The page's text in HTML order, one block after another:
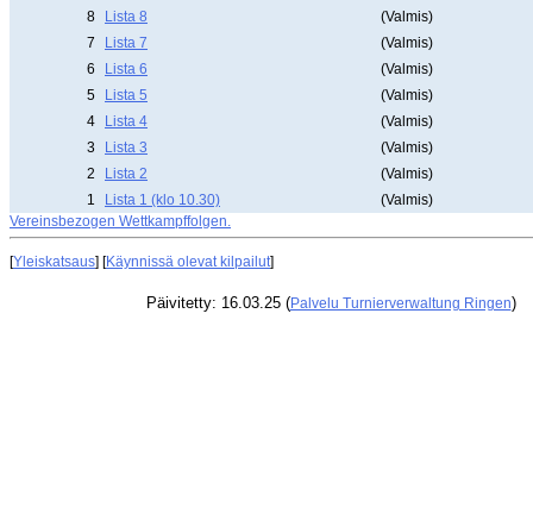
8
Lista 8
(Valmis)
7
Lista 7
(Valmis)
6
Lista 6
(Valmis)
5
Lista 5
(Valmis)
4
Lista 4
(Valmis)
3
Lista 3
(Valmis)
2
Lista 2
(Valmis)
1
Lista 1 (klo 10.30)
(Valmis)
Vereinsbezogen Wettkampffolgen.
[Yleiskatsaus] [Käynnissä olevat kilpailut]
Päivitetty: 16.03.25 (Palvelu Turnierverwaltung Ringen)